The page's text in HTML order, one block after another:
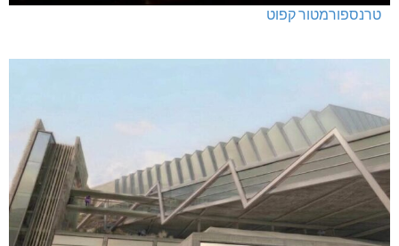
טרנספורמטור קפוט